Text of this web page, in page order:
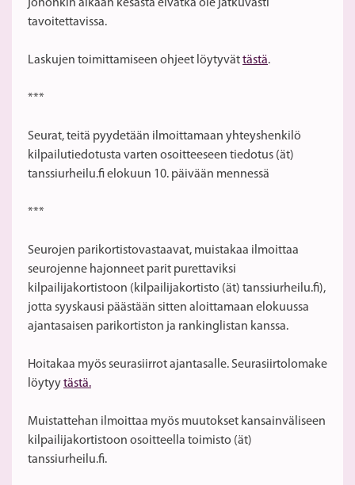
johonkin aikaan kesästä eivätkä ole jatkuvasti
tavoitettavissa.
Laskujen toimittamiseen ohjeet löytyvättästä.
***
Seurat, teitä pyydetään ilmoittamaan yhteyshenkilö
kilpailutiedotusta varten osoitteeseen tiedotus (ät)
tanssiurheilu.fi elokuun 10. päivään mennessä
***
Seurojen parikortistovastaavat, muistakaa ilmoittaa
seurojenne hajonneet parit purettaviksi
kilpailijakortistoon (kilpailijakortisto (ät) tanssiurheilu.fi),
jotta syyskausi päästään sitten aloittamaan elokuussa
ajantasaisen parikortiston ja rankinglistan kanssa.
Hoitakaa myös seurasiirrot ajantasalle. Seurasiirtolomake
löytyytästä.
Muistattehan ilmoittaa myös muutokset kansainväliseen
kilpailijakortistoon osoitteella toimisto (ät)
tanssiurheilu.fi.